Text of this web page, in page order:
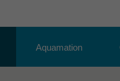
Aquamation